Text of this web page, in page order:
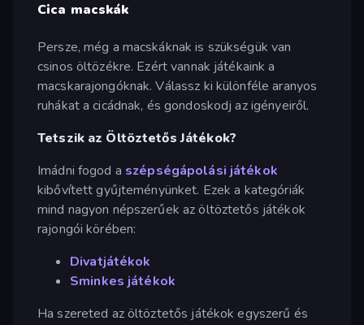
Cica macskák
Persze, még a macskáknak is szükségük van
csinos öltözékre. Ezért vannak játékaink a
macskarajongóknak. Válassz ki különféle aranyos
ruhákat a cicádnak, és gondoskodj az igényeiről.
Tetszik az Öltöztetős Játékok?
Imádni fogod a szépségápolási játékok
kibővített gyűjteményünket. Ezek a kategóriák
mind nagyon népszerűek az öltöztetős játékok
rajongói körében:
Divatjátékok
Sminkes játékok
Ha szereted az öltöztetős játékok egyszerű és